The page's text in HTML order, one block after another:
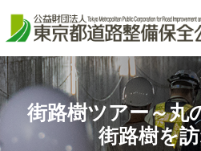
街路樹ツアー～丸
街路樹を